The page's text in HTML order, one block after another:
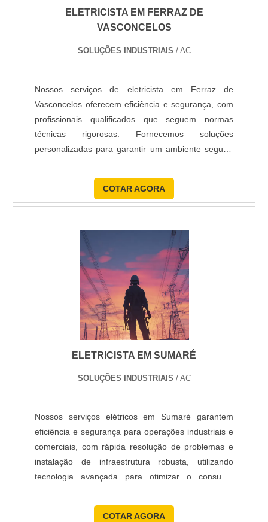
ELETRICISTA EM FERRAZ DE
VASCONCELOS
SOLUÇÕES INDUSTRIAIS / AC
Nossos serviços de eletricista em Ferraz de
Vasconcelos oferecem eficiência e segurança, com
profissionais qualificados que seguem normas
técnicas rigorosas. Fornecemos soluções
personalizadas para garantir um ambiente seguro,
manutenção, utilizando equipamentos modernos
para otimizar a produtividade e a durabilidade das
instalações elétricas.
COTAR AGORA
ELETRICISTA EM SUMARÉ
SOLUÇÕES INDUSTRIAIS / AC
Nossos serviços elétricos em Sumaré garantem
eficiência e segurança para operações industriais e
comerciais, com rápida resolução de problemas e
instalação de infraestrutura robusta, utilizando
tecnologia avançada para otimizar o consumo
proteção de ativos e a continuidade operacional.
COTAR AGORA